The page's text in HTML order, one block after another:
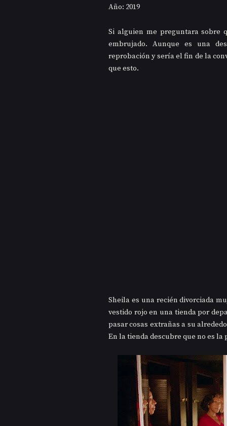
Año: 2019
Si alguien me preguntara sobre
embrujado. Aunque es una
reprobación y sería el fin de la
que esto.
Sheila es una recién divorciada
vestido rojo en una tienda por
pasar cosas extrañas a su
En la tienda descubre que no es